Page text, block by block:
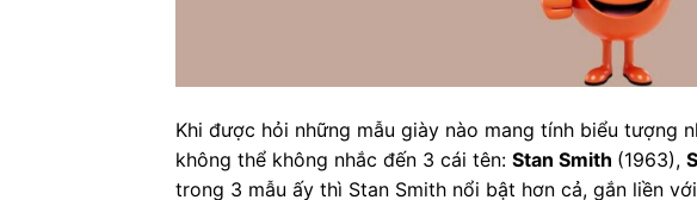
Khi được hỏi những mẫu giày nào mang tính biểu tượng
không thể không nhắc đến 3 cái tên: Stan Smith (1963),
trong 3 mẫu ấy thì Stan Smith nổi bật hơn cả, gắn liền